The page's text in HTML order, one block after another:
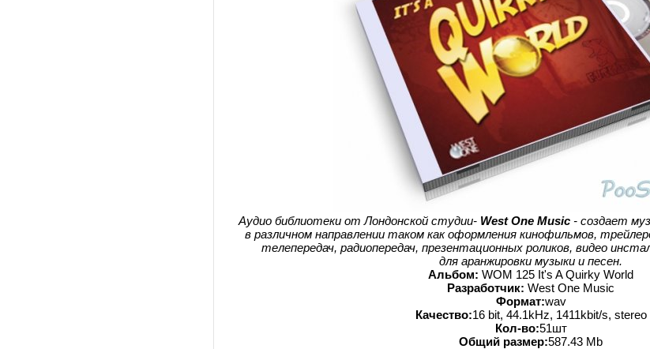
Аудио библиотеки от Лондонской студии- West One Music - создает
в различном направлении таком как оформления кинофильмов,
телепередач, радиопередач, презентационных роликов, видео
для аранжировки музыки и песен.
Альбом: WOM 125 It's A Quirky World
Разработчик: West One Music
Формат:wav
Качество:16 bit, 44.1kHz, 1411kbit/s, stereo
Кол-во:51шт
Общий размер:587.43 Mb